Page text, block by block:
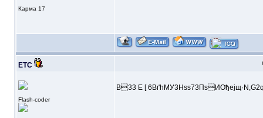
Карма 17
ETC
Flash-coder
B33 E [